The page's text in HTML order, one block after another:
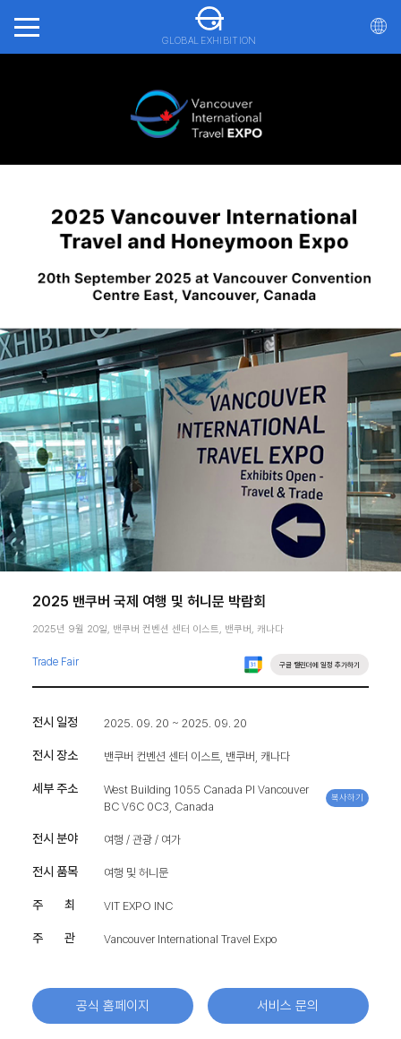
GLOBAL EXHIBITION
2025 밴쿠버 국제 여행 및 허니문 박람회
2025년 9월 20일, 밴쿠버 컨벤션 센터 이스트, 밴쿠버, 캐나다
Trade Fair 구글 캘린더에 일정 추가하기
전시 일정 2025. 09. 20 ~ 2025. 09. 20
전시 장소 밴쿠버 컨벤션 센터 이스트, 밴쿠버, 캐나다
세부 주소
West Building 1055 Canada Pl Vancouver
BC V6C 0C3, Canada
복사하기
전시 분야 여행 / 관광 / 여가
전시 품목 여행 및 허니문
주 최 VIT EXPO INC
주 관 Vancouver International Travel Expo
공식 홈페이지 서비스 문의